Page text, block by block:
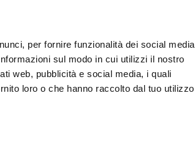
per fornire funzionalità dei social media
sul modo in cui utilizzi il nostro
web, pubblicità e social media, i quali
loro o che hanno raccolto dal tuo utilizzo